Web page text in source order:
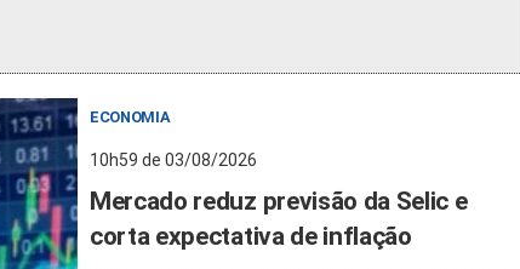
ECONOMIA
10h59 de 03/08/2026
Mercado reduz previsão da Selic e
corta expectativa de inflação